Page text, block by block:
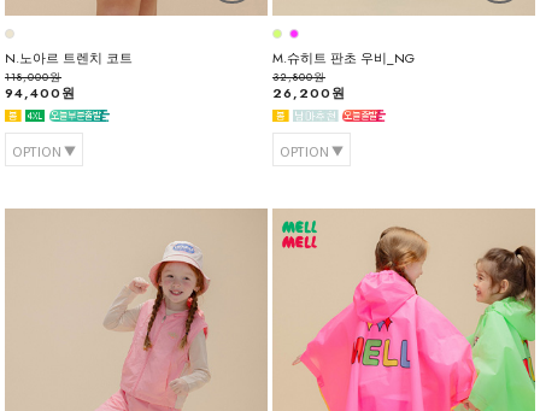
N.노아르 트렌치 코트
118,000원
94,400원
OPTION
M.슈히트 판초 우비_NG
32,800원
26,200원
OPTION